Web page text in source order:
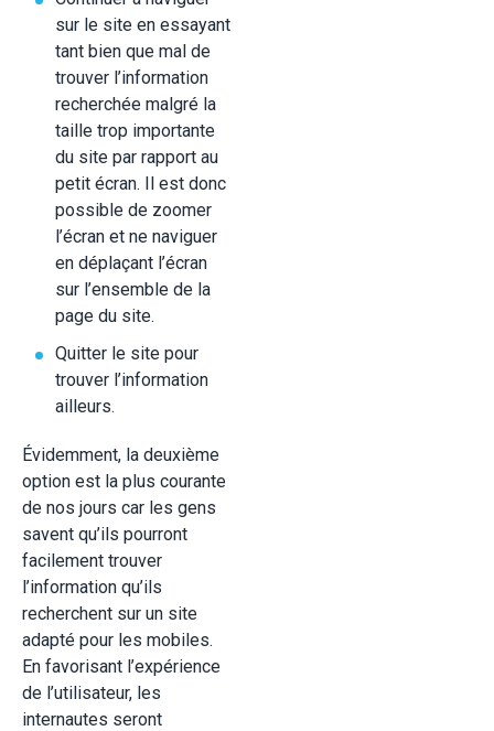
sur le site en essayant
tant bien que mal de
trouver l’information
recherchée malgré la
taille trop importante
du site par rapport au
petit écran. Il est donc
possible de zoomer
l’écran et ne naviguer
en déplaçant l’écran
sur l’ensemble de la
page du site.
Quitter le site pour
trouver l’information
ailleurs.
Évidemment, la deuxième
option est la plus courante
de nos jours car les gens
savent qu’ils pourront
facilement trouver
l’information qu’ils
recherchent sur un site
adapté pour les mobiles.
En favorisant l’expérience
de l’utilisateur, les
internautes seront